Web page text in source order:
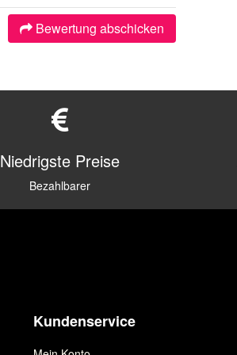
Bewertung abschicken
Niedrigste Preise
Bezahlbarer
Kundenservice